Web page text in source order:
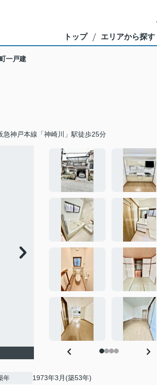
トップ エリアから探す
一戸建
急神戸本線「神崎川」駅徒歩25分
年 1973年3月(築53年)